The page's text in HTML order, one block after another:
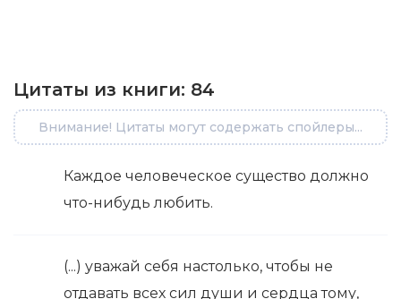
Цитаты из книги: 84
Внимание! Цитаты могут содержать спойлеры...
Каждое человеческое существо должно
что-нибудь любить.
(...) уважай себя настолько, чтобы не
отдавать всех сил души и сердца тому,